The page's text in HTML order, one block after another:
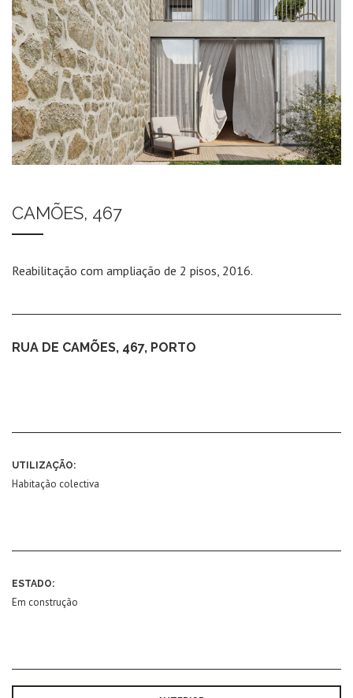
CAMÕES, 467
Reabilitação com ampliação de 2 pisos, 2016.
RUA DE CAMÕES, 467, PORTO
UTILIZAÇÃO:
Habitação colectiva
ESTADO:
Em construção